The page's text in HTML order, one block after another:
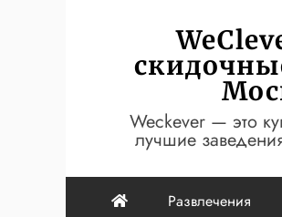
содержимому
Weckever — это
лучшие
Развлечения